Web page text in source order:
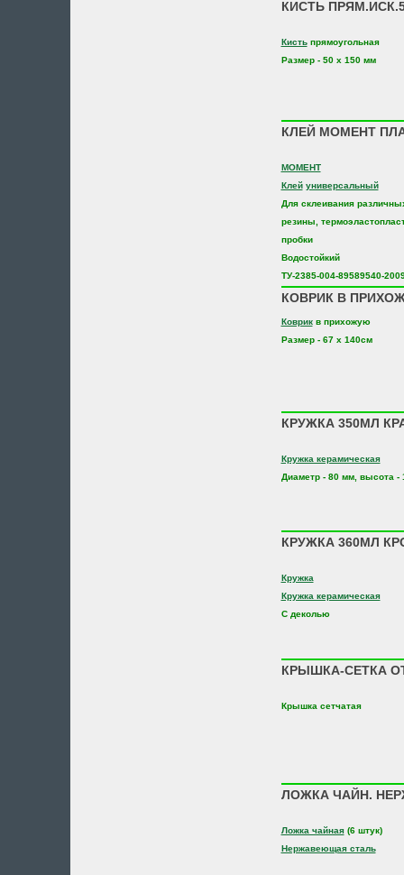
КИСТЬ
Кистьпрямоугольная
Размер - 50 х 150 мм
КЛЕЙ МОМЕНТ
МОМЕНТ
Клей универсальный
Для склеивания
резины,
пробки
Водостойкий
ТУ-2385-004-89589540-
КОВРИК В
Коврикв прихожую
Размер - 67 х 140см
КРУЖКА 350МЛ
Кружка керамическая
Диаметр - 80 мм, высота -
КРУЖКА 360МЛ
Кружка
Кружка керамическая
С деколью
КРЫШКА-СЕТКА
Крышка сетчатая
ЛОЖКА ЧАЙН.
Ложка чайная(6 штук)
Нержавеющая сталь